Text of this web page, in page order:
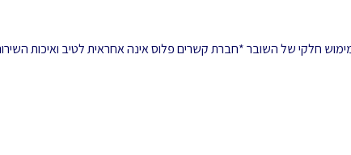
חלקי של השובר *חברת קשרים פלוס אינה אחראית לטיב ואיכות